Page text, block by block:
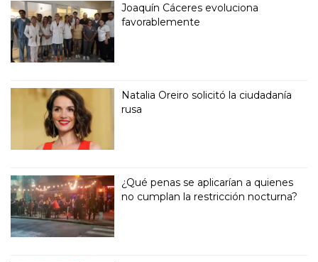
Joaquín Cáceres evoluciona
favorablemente
Natalia Oreiro solicitó la ciudadanía
rusa
¿Qué penas se aplicarían a quienes
no cumplan la restricción nocturna?